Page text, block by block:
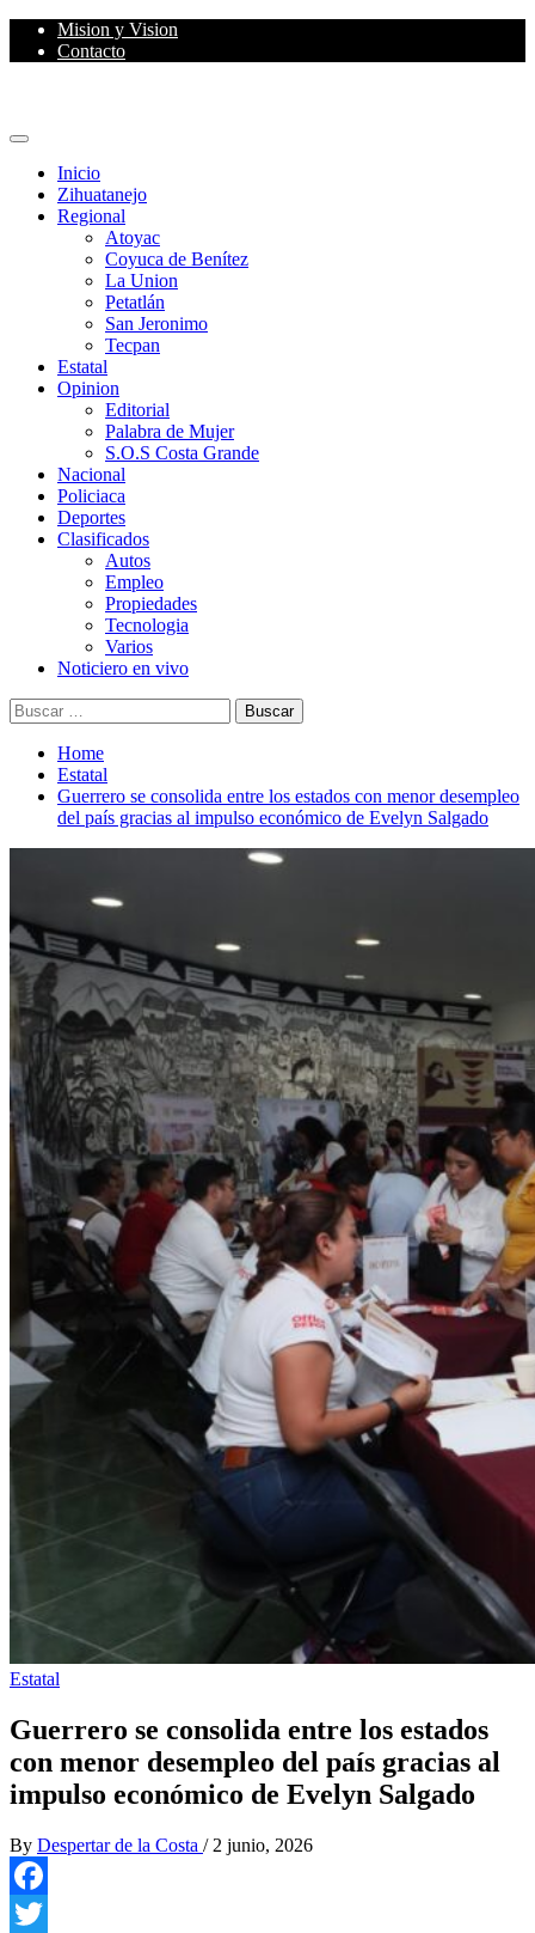
Skip
Mision y Vision
Contacto
Primary
Inicio
Zihuatanejo
Regional
Atoyac
Coyuca de Benítez
La Union
Petatlán
San Jeronimo
Tecpan
Estatal
Opinion
Editorial
Palabra de Mujer
S.O.S Costa Grande
Nacional
Policiaca
Deportes
Clasificados
Autos
Empleo
Propiedades
Tecnologia
Varios
Noticiero en vivo
Buscar:
Home
Estatal
Guerrero se consolida entre los estados con menor desempleo
del país gracias al impulso económico de Evelyn Salgado
Estatal
Guerrero se consolida entre los estados
con menor desempleo del país gracias al
impulso económico de Evelyn Salgado
By Despertar de la Costa / 2 junio, 2026
Facebook